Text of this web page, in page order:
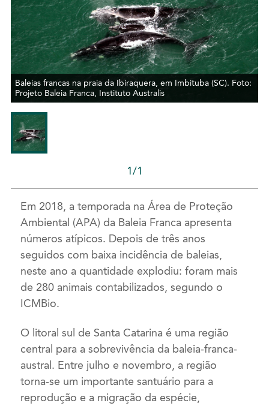
Baleias francas na praia da Ibiraquera, em Imbituba (SC). Foto:
Projeto Baleia Franca, Instituto Australis
1/1
Em 2018, a temporada na Área de Proteção
Ambiental (APA) da Baleia Franca apresenta
números atípicos. Depois de três anos
seguidos com baixa incidência de baleias,
neste ano a quantidade explodiu: foram mais
de 280 animais contabilizados, segundo o
ICMBio.
O litoral sul de Santa Catarina é uma região
central para a sobrevivência da baleia-franca-
austral. Entre julho e novembro, a região
torna-se um importante santuário para a
reprodução e a migração da espécie,